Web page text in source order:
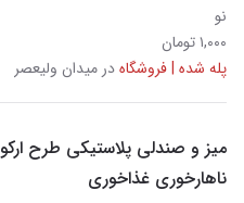
نو
۱,۰۰۰ تومان
پله شده | فروشگاهدر میدان ولیعصر
میز و صندلی پلاستیکی طرح ارکو
ناهارخوری غذاخوری